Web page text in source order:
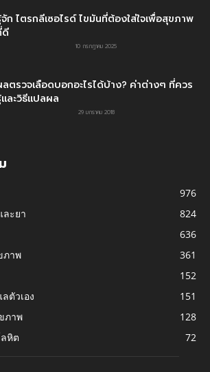
ก ไตรกลีเซอไรด์ ไขมันที่ต้องใส่ใจเพื่อสุขภาพ
ดี
10 กรกฎาคม 2025
ลตรวจเลือดบอกอะไรได้บ้าง? ค่าต่างๆ ที่ควร
ละวิธีแปลผล
29 มกราคม 2018
976
ะยา
824
636
ภาพ
361
152
ตัวเอง
151
ภาพ
128
หิต
72